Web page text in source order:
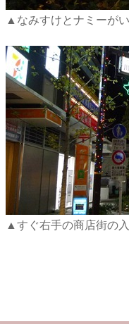
▲なみすけとナミーがい
▲すぐ右手の商店街の入